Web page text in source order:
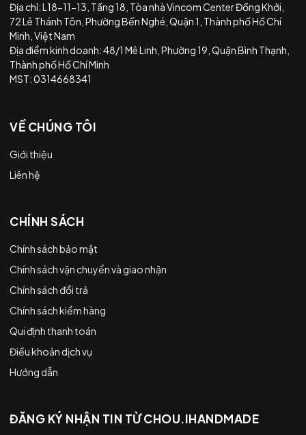
Địa chỉ: L18-11-13, Tầng 18, Tòa nhà Vincom Center Đồng Khởi,
72 Lê Thánh Tôn, Phường Bến Nghé, Quận 1, Thành phố Hồ Chí
Minh, Việt Nam
Địa điểm kinh doanh: 48/1 Mê Linh, Phường 19, Quận Bình Thạnh,
Thành phố Hồ Chí Minh
MST: 0314668341
VỀ CHÚNG TÔI
Giới thiệu
Liên hệ
CHÍNH SÁCH
Chính sách bảo mật
Chính sách vận chuyển và giao nhận
Chính sách đổi trả
Chính sách kiểm hàng
Qui định thanh toán
Điều khoản dịch vụ
Hướng dẫn
ĐĂNG KÝ NHẬN TIN TỪ CHOU.IHANDMADE